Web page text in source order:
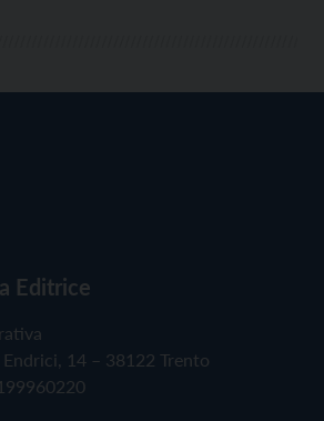
Editrice
14 – 38122 Trento